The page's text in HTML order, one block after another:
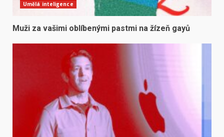
Umělá inteligence
Muži za vašimi oblíbenými pastmi na žízeň gayů